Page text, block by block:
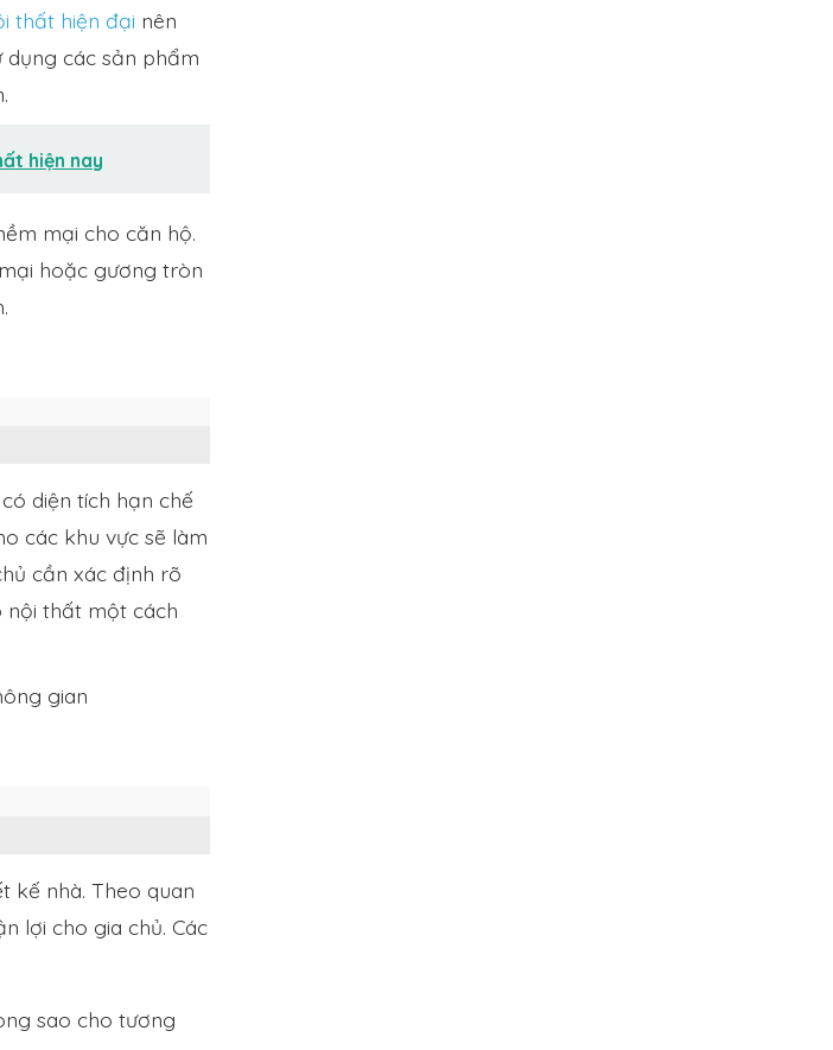
thất hiện đại nên
dụng các sản phẩm
hiện nay
mại cho căn hộ.
hoặc gương tròn
diện tích hạn chế
các khu vực sẽ làm
cần xác định rõ
nội thất một cách
gian
kế nhà. Theo quan
lợi cho gia chủ. Các
sao cho tương